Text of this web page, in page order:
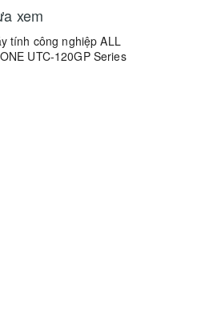
xem
tính công nghiệp ALL
UTC-120GP Series